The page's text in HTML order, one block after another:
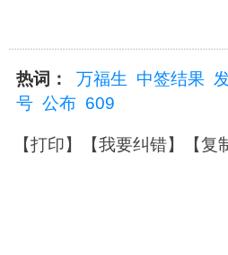
热词： 万福生 中签结果
号 公布 609
【打印】【我要纠错】【复